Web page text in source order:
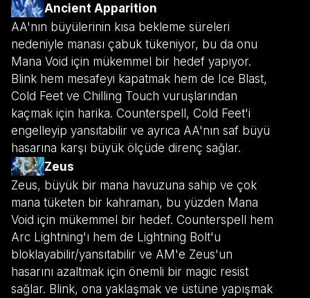
Ancient Apparition
AA'nın büyülerinin kısa bekleme süreleri
nedeniyle manası çabuk tükeniyor, bu da onu
Mana Void için mükemmel bir hedef yapıyor.
Blink hem mesafeyi kapatmak hem de Ice Blast,
Cold Feet ve Chilling Touch vuruşlarından
kaçmak için harika. Counterspell, Cold Feet'i
engelleyip yansıtabilir ve ayrıca AA'nın saf büyü
hasarına karşı büyük ölçüde direnç sağlar.
Zeus
Zeus, büyük bir mana havuzuna sahip ve çok
mana tüketen bir kahraman, bu yüzden Mana
Void için mükemmel bir hedef. Counterspell hem
Arc Lightning'ı hem de Lightning Bolt'u
bloklayabilir/yansıtabilir ve AM'e Zeus'un
hasarını azaltmak için önemli bir magic resist
sağlar. Blink, ona yaklaşmak ve üstüne yapışmak